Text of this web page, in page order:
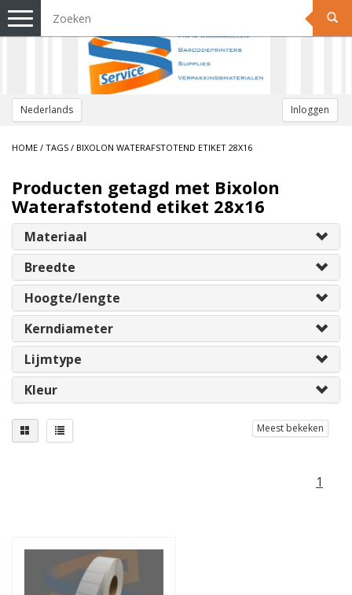
Nederlands Inloggen
Toggle
navigation
HOME / TAGS / BIXOLON WATERAFSTOTEND ETIKET 28X16
Producten getagd met Bixolon
Waterafstotend etiket 28x16
Materiaal
Breedte
Hoogte/lengte
Kerndiameter
Lijmtype
Kleur
Meest bekeken
1